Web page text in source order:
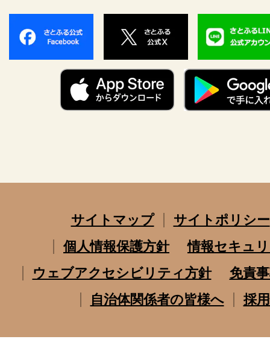
サイトマップ
サイトポリシー
個人情報保護方針
情報セキュ
ウェブアクセシビリティ方針
免責
自治体関係者の皆様へ
採